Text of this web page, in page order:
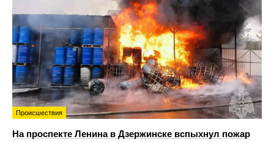
Происшествия
На проспекте Ленина в Дзержинске вспыхнул пожар